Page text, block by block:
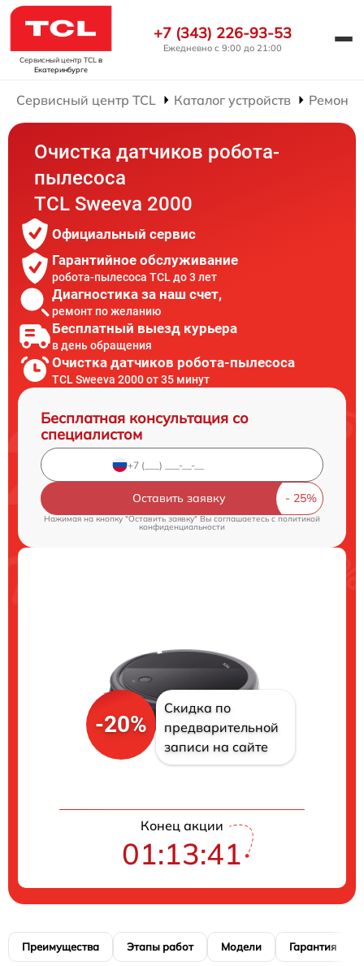
Сервисный центр TCL в
Екатеринбурге
+7 (343) 226-93-53
Ежедневно с 9:00 до 21:00
Сервисный центр TCL Каталог устройств Ремонт
Очистка датчиков робота-
пылесоса
TCL Sweeva 2000
Официальный сервис
Гарантийное обслуживание
робота-пылесоса TCL до 3 лет
Диагностика за наш счет,
ремонт по желанию
Бесплатный выезд курьера
в день обращения
Очистка датчиков робота-пылесоса
TCL Sweeva 2000 от 35 минут
Бесплатная консультация со
специалистом
Оставить заявку
Нажимая на кнопку "Оставить заявку" Вы соглашаетесь cполитикой
конфиденциальности
-20%
Скидка по
предварительной
записи на сайте
Конец акции
01:13:41
Преимущества Этапы работ Модели Гарантия